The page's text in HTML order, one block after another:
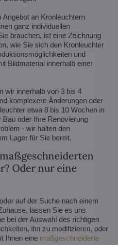
an Kronleuchtern
ganz individuellen
brauchen, ist eine Zeichnung
wie Sie sich den Kronleuchter
und
Bildmaterial innerhalb einer
wir innerhalb von 3 bis 4
komplexere Änderungen oder
etwa 8 bis 10 Wochen in
oder Ihre Renovierung
- wir halten den
Lager für Sie bereit.
Oder nur eine
auf der Suche nach einem
lassen Sie es uns
bei der Auswahl des richtigen
ihn zu modifizieren, oder
Ihnen eine maßgeschneiderte